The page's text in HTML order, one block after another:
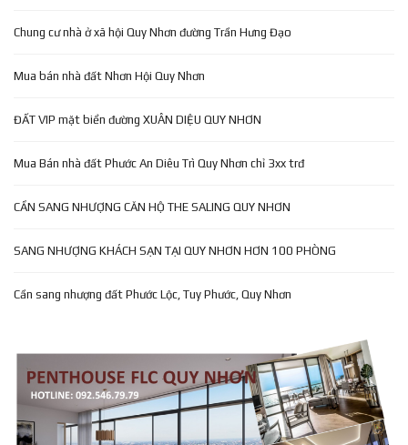
Chung cư nhà ở xã hội Quy Nhơn đường Trần Hưng Đạo
Mua bán nhà đất Nhơn Hội Quy Nhơn
ĐẤT VIP mặt biển đường XUÂN DIỆU QUY NHƠN
Mua Bán nhà đất Phước An Diêu Trì Quy Nhơn chỉ 3xx trđ
CẦN SANG NHƯỢNG CĂN HỘ THE SALING QUY NHƠN
SANG NHƯỢNG KHÁCH SẠN TẠI QUY NHƠN HƠN 100 PHÒNG
Cần sang nhượng đất Phước Lộc, Tuy Phước, Quy Nhơn